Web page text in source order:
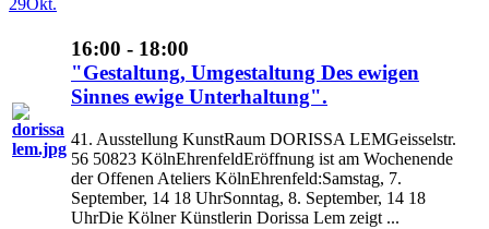
16:00 - 18:00
"Gestaltung, Umgestaltung Des ewigen
Sinnes ewige Unterhaltung".
41. Ausstellung KunstRaum DORISSA LEMGeisselstr.
56 50823 KölnEhrenfeldEröffnung ist am Wochenende
der Offenen Ateliers KölnEhrenfeld:Samstag, 7.
September, 14 18 UhrSonntag, 8. September, 14 18
UhrDie Kölner Künstlerin Dorissa Lem zeigt ...